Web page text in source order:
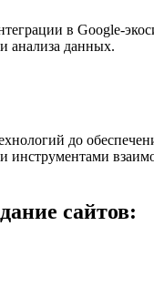
в Google-
анализа данных.
до
сайтов: